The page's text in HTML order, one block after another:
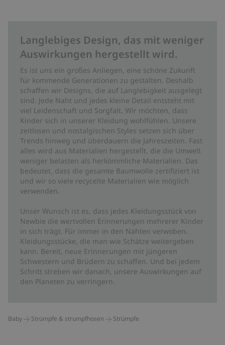
Langlebiges Design, das mit weniger
Auswirkungen hergestellt wird.
Es ist uns ein großes Anliegen, eine schöne Zukunft
für kommende Generationen zu gestalten. Deshalb
schaffen wir Designs, die auf Langlebigkeit ausgelegt
sind. Jede Naht und jedes kleine Detail entsteht mit
viel Leidenschaft und Sorgfalt. Wir möchten, dass
Kinder sich in unserer Kleidung wohlfühlen. Unsere
zeitlosen und nostalgischen Styles setzen sich über
Trends hinweg und überdauern die Jahreszeiten. Fast
alles wird aus Materialien hergestellt, die die Umwelt
weniger belasten als herkömmliche Materialien. Das
bedeutet, dass die gesamte Baumwolle zertifiziert ist
und wir so viele recycelte Materialien wie möglich
verwenden.
Unser Wunsch ist es, dass jedes Kleidungsstück von
Newbie die wertvollen Erinnerungen mehrerer Kinder
in sich trägt. Für immer in den Nähten verwoben.
Kleidungsstücke, die man wie Schätze weitergeben
kann. Bereit, neue Erinnerungen mit jüngeren
Schwestern und Brüdern zu schaffen. Und bei jedem
Schritt streben wir danach, unsere Auswirkungen auf
den Planeten zu verringern.
Baby Strümpfe & strumpfhosen Strümpfe